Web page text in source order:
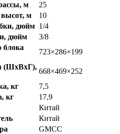
м
25
м
10
дюйм 1/4
дюйм
3/8
блока
723×286×199
(ШхВхГ),
668×469×252
кг
7,5
кг
17,9
Китай
Китай
GMCC